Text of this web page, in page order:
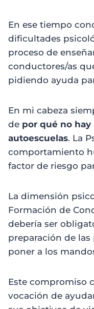
En ese tiempo
dificultades
proceso de
conductores/as
pidiendo ayuda
En mi cabeza
de por qué no hay
autoescuelas. La
comportamiento
factor de riesgo
La dimensión
Formación de
debería ser
preparación de las
poner a los
Este compromiso
vocación de